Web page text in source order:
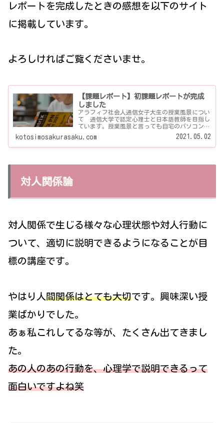
レポートを完成したときの感想を以下のサイト
に掲載しています。
よろしければご覧くださいませ。
【課題レポート】初課題レポートが完成
しました
アラフィフ社会人通信女子大生の授業風景につい
て 通信大学で認定心理士と日本語教師を目指し
ています。授業風景と言っても自宅のパソコンを
ひたすらにらめっこです。今は心理学と英語を主
に学んでおりますが、自主的に体育や保健なども
学んでおります。
kotosimosakurasaku.com 2021.05.02
対人関係論
対人関係で生じる様々な心理状態や対人行動に
ついて、適切に説明できるようになることが目
標の講座です。
やはり人 間関係はとても大切です。興味深い授
業ばかりでした。
あぁ私これしてるな等が、たくさん出てきまし
た。
あの人のあの行動を、心理学で説明できるって
面白いですよね笑